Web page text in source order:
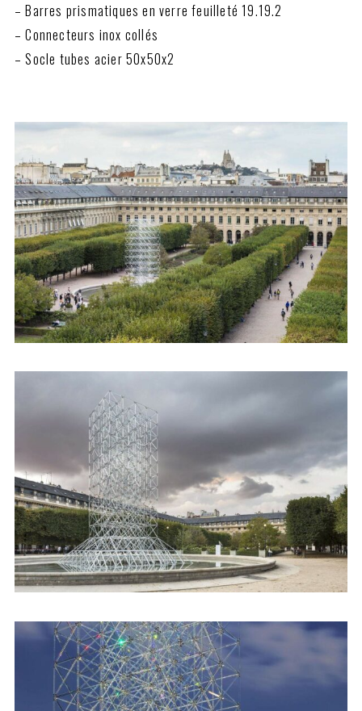
– Barres prismatiques en verre feuilleté 19.19.2
– Connecteurs inox collés
– Socle tubes acier 50x50x2